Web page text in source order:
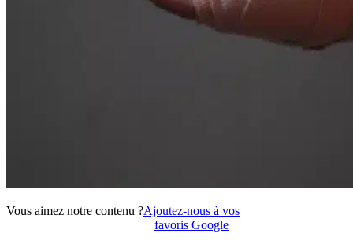
Vous aimez notre contenu ?Ajoutez-nous à vos
favoris Google